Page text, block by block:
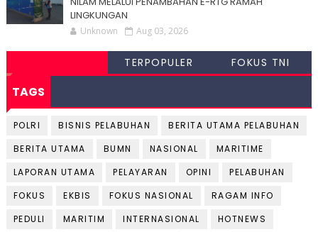
LINGKUNGAN
Unknown Aug 03, 2026
TERPOPULER FOKUS TNI
TAGS
POLRI BISNIS PELABUHAN
BERITA UTAMA PELABUHAN
BERITA UTAMA
BUMN NASIONAL
MARITIME
LAPORAN UTAMA
PELAYARAN OPINI
PELABUHAN
FOKUS
EKBIS FOKUS NASIONAL
RAGAM INFO
PEDULI
MARITIM INTERNASIONAL
HOTNEWS